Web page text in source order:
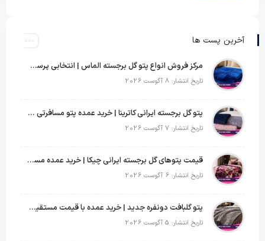
آخرین پست ها
مرکز فروش انواع پتو گل برجسته الماس | انتخابی پرسود برای عمده‌فروشان
تاریخ انتشار: 8 آگوست 2026
پتو گل برجسته ایرانی کاترینا | خرید عمده پتو مسافرتی با قیمت تولیدی
تاریخ انتشار: 7 آگوست 2026
قیمت پتوهای گل برجسته ایرانی چیکا | خرید عمده مستقیم با سود بالا
تاریخ انتشار: 6 آگوست 2026
پتو گلبافت دونفره جدید | خرید عمده با قیمت مستقیم و طرح‌های پرفروش بازار
تاریخ انتشار: 5 آگوست 2026